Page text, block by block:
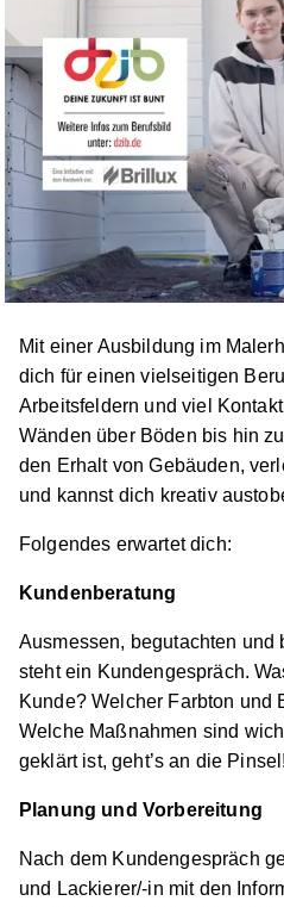
Suche zurücksetzen
Infos zum Beruf
42 Ausbildungsplätze
Maler/-in und Lackierer/-
und Farbe
Maler/-in und Lackierer/-
Ideen in Form und Farbe
31157 Sarstedt
Schnellbewerbung
Mit einer Ausbildung im
dich für einen vielseitigen
Arbeitsfeldern und viel
Wänden über Böden bis hin
den Erhalt von Gebäuden,
und kannst dich kreativ
Folgendes erwartet dich:
Kundenberatung
Ausmessen, begutachten und
steht ein Kundengespräch.
Kunde? Welcher Farbton und
Welche Maßnahmen sind
geklärt ist, geht’s an die Pinsel!
Planung und Vorbereitung
Nach dem Kundengespräch
und Lackierer/-in mit den